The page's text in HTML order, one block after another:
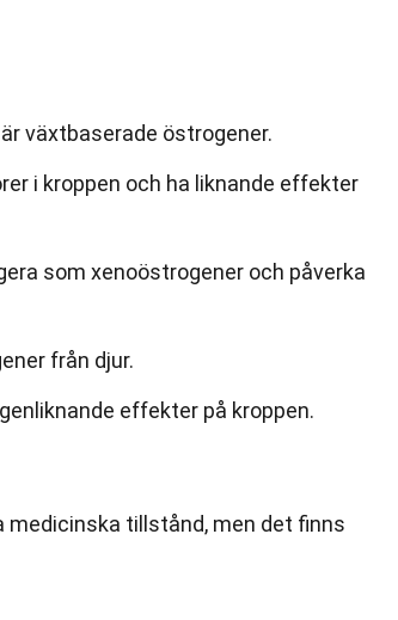
växtbaserade östrogener.
i kroppen och ha liknande effekter
som xenoöstrogener och påverka
från djur.
effekter på kroppen.
medicinska tillstånd, men det finns